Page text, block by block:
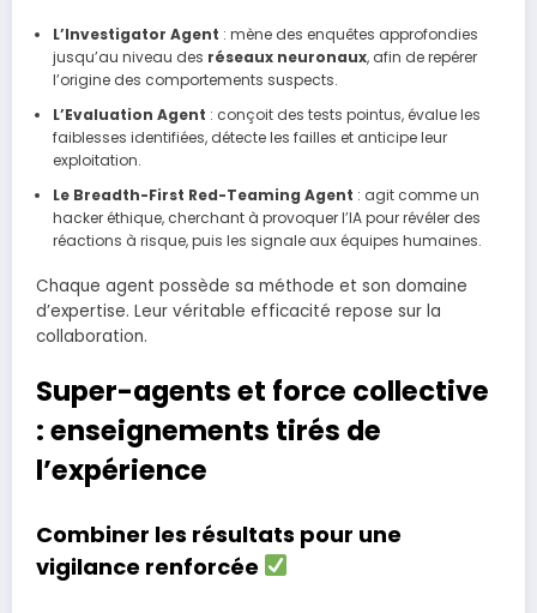
L’Investigator Agent : mène des enquêtes approfondies
jusqu’au niveau des réseaux neuronaux, afin de repérer
l’origine des comportements suspects.
L’Evaluation Agent : conçoit des tests pointus, évalue les
faiblesses identifiées, détecte les failles et anticipe leur
exploitation.
Le Breadth-First Red-Teaming Agent : agit comme un
hacker éthique, cherchant à provoquer l’IA pour révéler des
réactions à risque, puis les signale aux équipes humaines.
Chaque agent possède sa méthode et son domaine
d’expertise. Leur véritable efficacité repose sur la
collaboration.
Super-agents et force collective
: enseignements tirés de
l’expérience
Combiner les résultats pour une
vigilance renforcée